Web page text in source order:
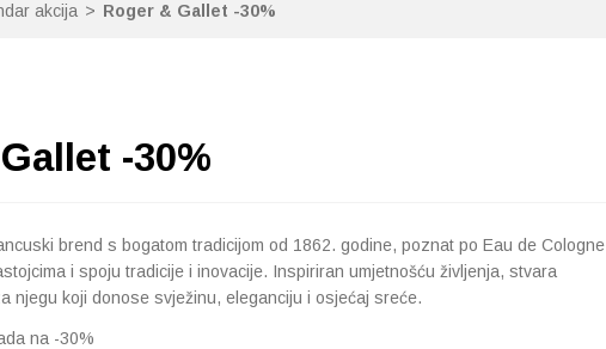
akcija > Roger & Gallet -30%
-30%
brend s bogatom tradicijom od 1862. godine, poznat po Eau de Cologne
i spoju tradicije i inovacije. Inspiriran umjetnošću življenja, stvara
njegu koji donose svježinu, eleganciju i osjećaj sreće.
na -30%